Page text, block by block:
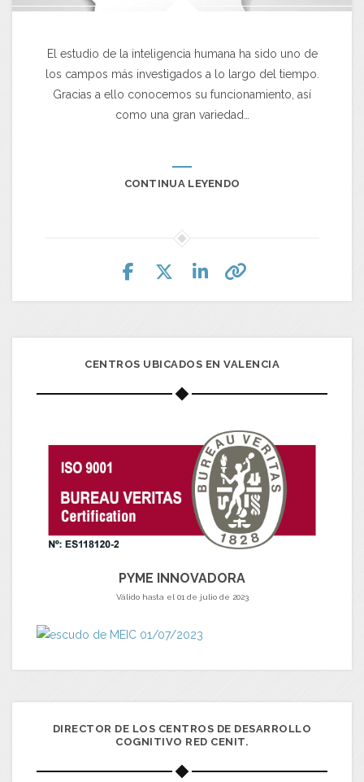
El estudio de la inteligencia humana ha sido uno de
los campos más investigados a lo largo del tiempo.
Gracias a ello conocemos su funcionamiento, así
como una gran variedad…
CONTINUA LEYENDO
CENTROS UBICADOS EN VALENCIA
PYME INNOVADORA
Válido hasta el 01 de julio de 2023
DIRECTOR DE LOS CENTROS DE DESARROLLO
COGNITIVO RED CENIT.